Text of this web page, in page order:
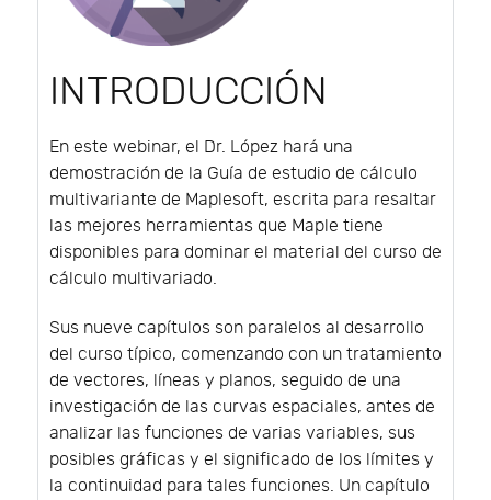
INTRODUCCIÓN
En este webinar, el Dr. López hará una
demostración de la Guía de estudio de cálculo
multivariante de Maplesoft, escrita para resaltar
las mejores herramientas que Maple tiene
disponibles para dominar el material del curso de
cálculo multivariado.
Sus nueve capítulos son paralelos al desarrollo
del curso típico, comenzando con un tratamiento
de vectores, líneas y planos, seguido de una
investigación de las curvas espaciales, antes de
analizar las funciones de varias variables, sus
posibles gráficas y el significado de los límites y
la continuidad para tales funciones. Un capítulo